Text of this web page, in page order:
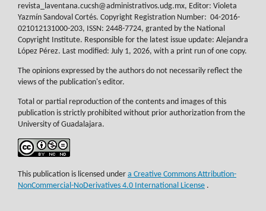
revista_laventana.cucsh@administrativos.udg.mx, Editor: Violeta
Yazmín Sandoval Cortés. Copyright Registration Number: 04-2016-
021012131000-203, ISSN: 2448-7724, granted by the National
Copyright Institute. Responsible for the latest issue update: Alejandra
López Pérez. Last modified: July 1, 2026, with a print run of one copy.
The opinions expressed by the authors do not necessarily reflect the
views of the publication's editor.
Total or partial reproduction of the contents and images of this
publication is strictly prohibited without prior authorization from the
University of Guadalajara.
This publication is licensed under a Creative Commons Attribution-
NonCommercial-NoDerivatives 4.0 International License .